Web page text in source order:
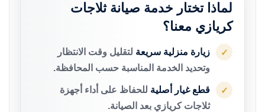
لماذا تختار خدمة صيانة ثلاجات
كريازي معنا؟
✓ زيارة منزلية سريعة لتقليل وقت الانتظار
وتحديد الخدمة المناسبة حسب المحافظة.
✓ قطع غيار أصلية للحفاظ على أداء أجهزة
ثلاجات كريازي بعد الصيانة.